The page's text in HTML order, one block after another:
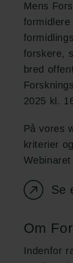
Mens
forskere,
bred
2025 kl.
På vores
kriterier
Se
Om
Indenfor